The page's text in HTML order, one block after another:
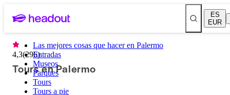
ES
EUR
Las mejores cosas que hacer en Palermo
Entradas
Museos
Parques
Tours
Tours a pie
4,3(296)
Tours en Palermo